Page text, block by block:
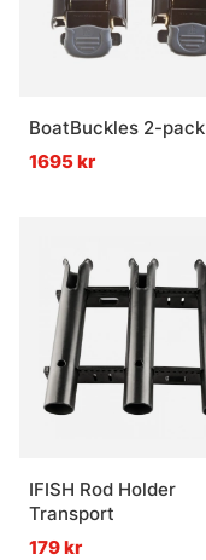
BoatBuckles 2-pack
1695 kr
IFISH Rod Holder
Transport
179 kr